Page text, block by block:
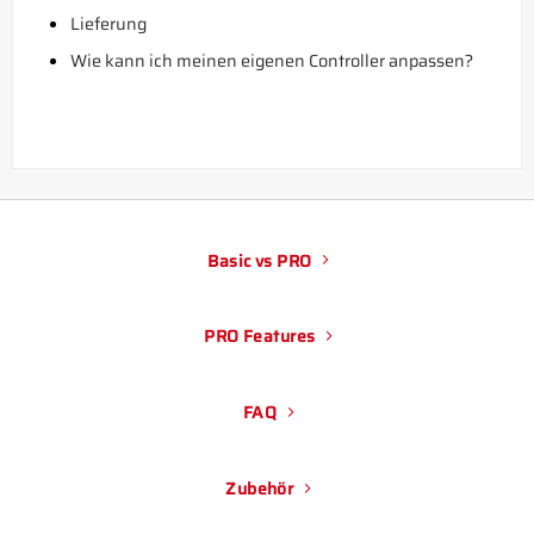
Lieferung
Wie kann ich meinen eigenen Controller anpassen?
Basic vs PRO
PRO Features
FAQ
Zubehör